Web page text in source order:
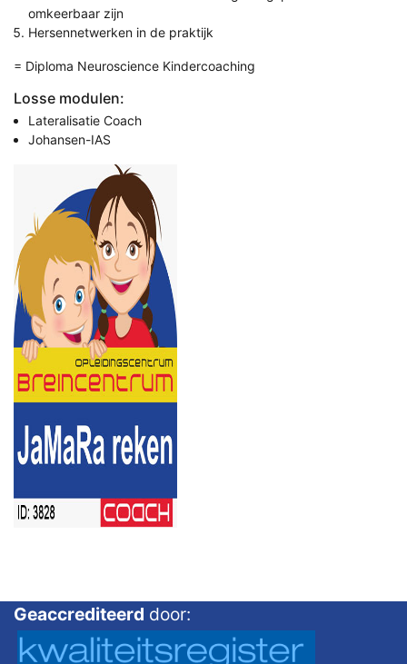
omkeerbaar zijn
Hersennetwerken in de praktijk
= Diploma Neuroscience Kindercoaching
Losse modulen:
Lateralisatie Coach
Johansen-IAS
Geaccrediteerd door: